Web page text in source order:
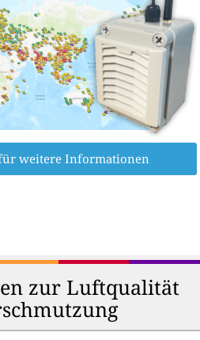
weitere Informationen
zur Luftqualität